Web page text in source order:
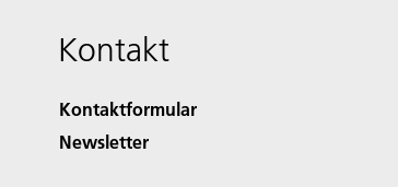
Kontakt
Kontaktformular
Newsletter